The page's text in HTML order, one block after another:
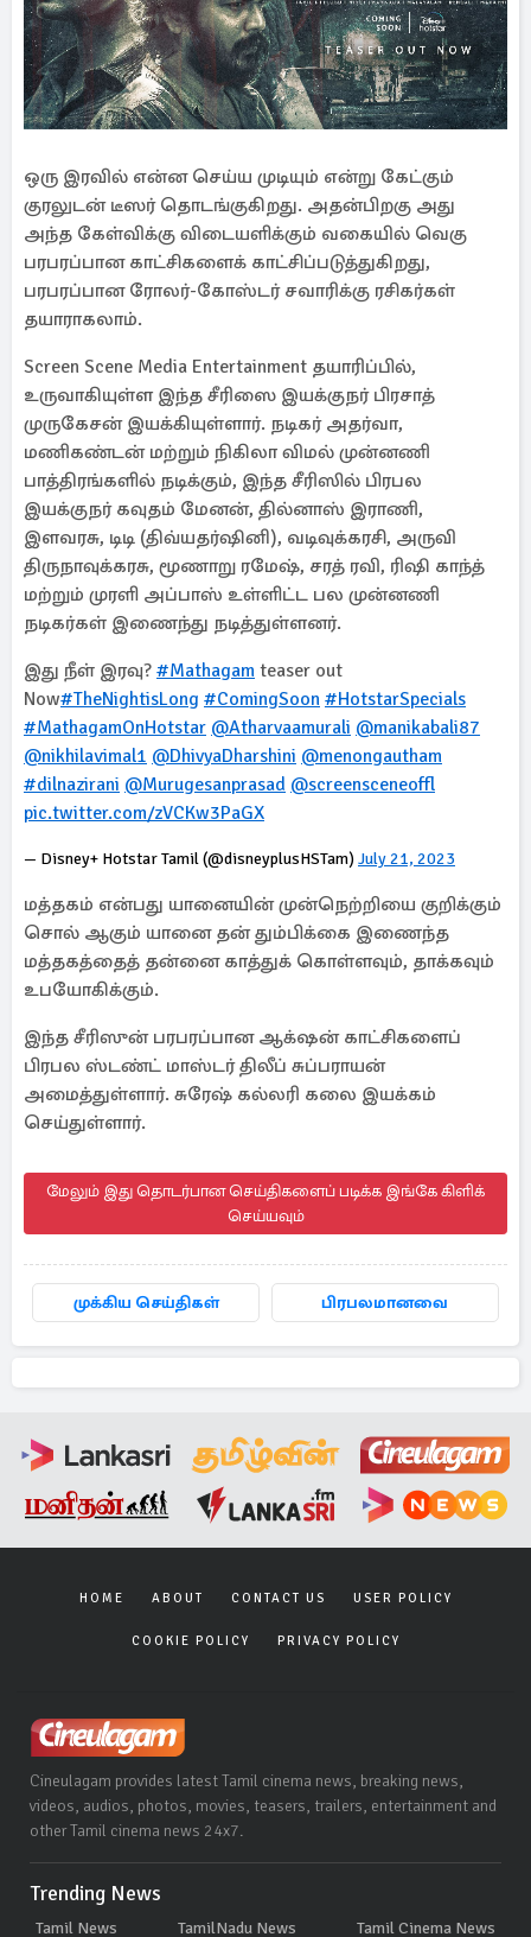
ஒரு இரவில் என்ன செய்ய முடியும் என்று கேட்கும்
குரலுடன் டீஸர் தொடங்குகிறது. அதன்பிறகு அது
அந்த கேள்விக்கு விடையளிக்கும் வகையில் வெகு
பரபரப்பான காட்சிகளைக் காட்சிப்படுத்துகிறது,
பரபரப்பான ரோலர்-கோஸ்டர் சவாரிக்கு ரசிகர்கள்
தயாராகலாம்.
Screen Scene Media Entertainment தயாரிப்பில்,
உருவாகியுள்ள இந்த சீரிஸை இயக்குநர் பிரசாத்
முருகேசன் இயக்கியுள்ளார். நடிகர் அதர்வா,
மணிகண்டன் மற்றும் நிகிலா விமல் முன்னணி
பாத்திரங்களில் நடிக்கும், இந்த சீரிஸில் பிரபல
இயக்குநர் கவுதம் மேனன், தில்னாஸ் இராணி,
இளவரசு, டிடி (திவ்யதர்ஷினி), வடிவுக்கரசி, அருவி
திருநாவுக்கரசு, மூணாறு ரமேஷ், சரத் ரவி, ரிஷி காந்த்
மற்றும் முரளி அப்பாஸ் உள்ளிட்ட பல முன்னணி
நடிகர்கள் இணைந்து நடித்துள்ளனர்.
இது நீள் இரவு? #Mathagam teaser out
Now#TheNightisLong #ComingSoon #HotstarSpecials
#MathagamOnHotstar @Atharvaamurali @manikabali87
@nikhilavimal1 @DhivyaDharshini @menongautham
#dilnazirani @Murugesanprasad @screensceneoffl
pic.twitter.com/zVCKw3PaGX
— Disney+ Hotstar Tamil (@disneyplusHSTam) July 21, 2023
மத்தகம் என்பது யானையின் முன்நெற்றியை குறிக்கும்
சொல் ஆகும் யானை தன் தும்பிக்கை இணைந்த
மத்தகத்தைத் தன்னை காத்துக் கொள்ளவும், தாக்கவும்
உபயோகிக்கும்.
இந்த சீரிஸுன் பரபரப்பான ஆக்‌ஷன் காட்சிகளைப்
பிரபல ஸ்டண்ட் மாஸ்டர் திலீப் சுப்பராயன்
அமைத்துள்ளார். சுரேஷ் கல்லரி கலை இயக்கம்
செய்துள்ளார்.
மேலும் இது தொடர்பான செய்திகளைப் படிக்க இங்கே கிளிக்
செய்யவும்
முக்கிய செய்திகள் பிரபலமானவை
HOME ABOUT CONTACT US USER POLICY
COOKIE POLICY PRIVACY POLICY
Cineulagam provides latest Tamil cinema news, breaking news,
videos, audios, photos, movies, teasers, trailers, entertainment and
other Tamil cinema news 24x7.
Trending News
Tamil News TamilNadu News Tamil Cinema News